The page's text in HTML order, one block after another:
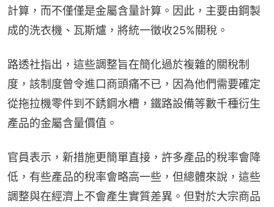
計算，而不僅僅是金屬含量計算。因此，主要由鋼製
成的洗衣機、瓦斯爐，將統一徵收25%關稅。
路透社指出，這些調整旨在簡化過於複雜的關稅制
度，該制度曾令進口商頭痛不已，因為他們需要確定
從拖拉機零件到不銹鋼水槽，鐵路設備等數千種衍生
產品的金屬含量價值。
官員表示，新措施更簡單直接，許多產品的稅率會降
低，有些產品的稅率會略高一些，但總體來說，這些
調整與在經濟上不會產生實質差異。但對於大宗商品